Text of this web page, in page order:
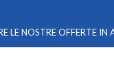
LE NOSTRE OFFERTE